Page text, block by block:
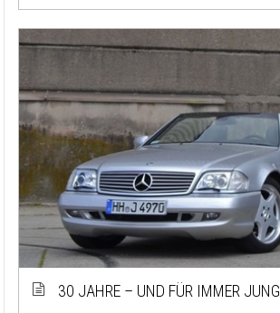
30 JAHRE – UND FÜR IMMER JUNG